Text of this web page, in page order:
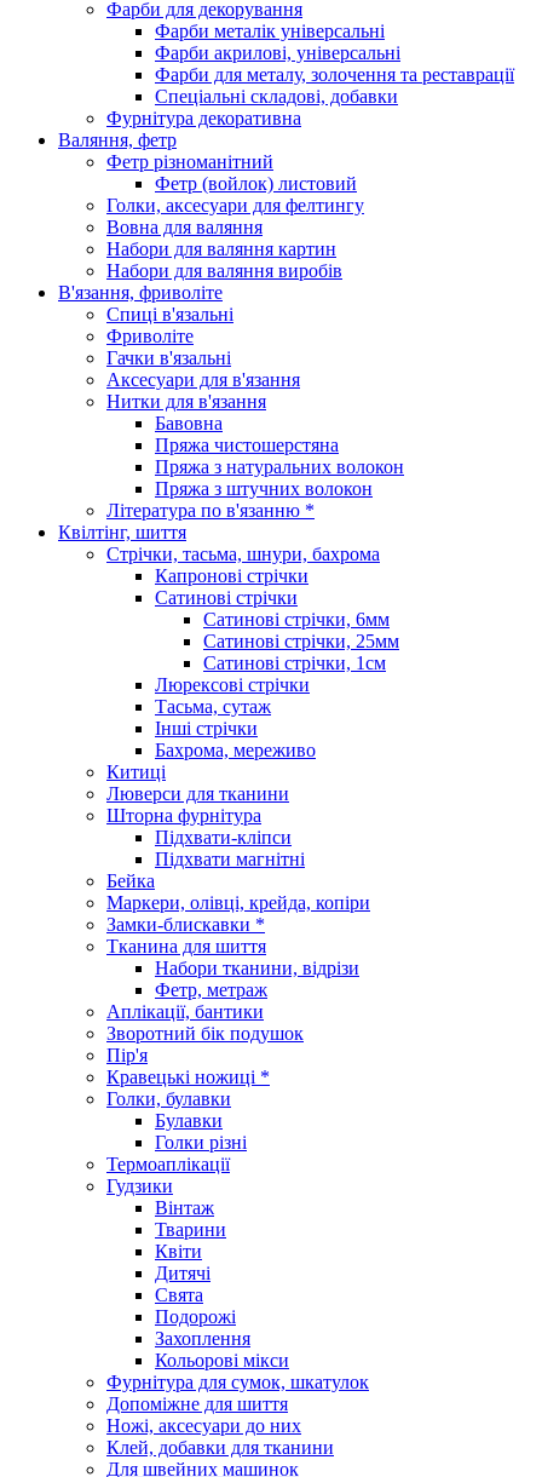
Фарби для декорування
Фарби металік універсальні
Фарби акрилові, універсальні
Фарби для металу, золочення та реставрації
Спеціальні складові, добавки
Фурнітура декоративна
Валяння, фетр
Фетр різноманітний
Фетр (войлок) листовий
Голки, аксесуари для фелтингу
Вовна для валяння
Набори для валяння картин
Набори для валяння виробів
В'язання, фриволіте
Спиці в'язальні
Фриволіте
Гачки в'язальні
Аксесуари для в'язання
Нитки для в'язання
Бавовна
Пряжа чистошерстяна
Пряжа з натуральних волокон
Пряжа з штучних волокон
Література по в'язанню *
Квілтінг, шиття
Стрічки, тасьма, шнури, бахрома
Капронові стрічки
Сатинові стрічки
Сатинові стрічки, 6мм
Сатинові стрічки, 25мм
Сатинові стрічки, 1см
Люрексові стрічки
Тасьма, сутаж
Інші стрічки
Бахрома, мереживо
Китиці
Люверси для тканини
Шторна фурнітура
Підхвати-кліпси
Підхвати магнітні
Бейка
Маркери, олівці, крейда, копіри
Замки-блискавки *
Тканина для шиття
Набори тканини, відрізи
Фетр, метраж
Аплікації, бантики
Зворотний бік подушок
Пір'я
Кравецькі ножиці *
Голки, булавки
Булавки
Голки різні
Термоаплікації
Гудзики
Вінтаж
Тварини
Квіти
Дитячі
Свята
Подорожі
Захоплення
Кольорові мікси
Фурнітура для сумок, шкатулок
Допоміжне для шиття
Ножі, аксесуари до них
Клей, добавки для тканини
Для швейних машинок